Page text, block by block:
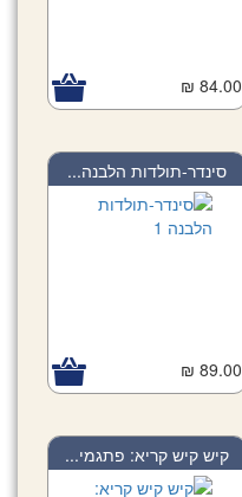
84.00 ₪
סינדר-תולדות הלבנה...
89.00 ₪
קיש קיש קריא: פתגמי...